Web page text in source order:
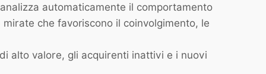
automaticamente il comportamento
che favoriscono il coinvolgimento, le
alto valore, gli acquirenti inattivi e i nuovi